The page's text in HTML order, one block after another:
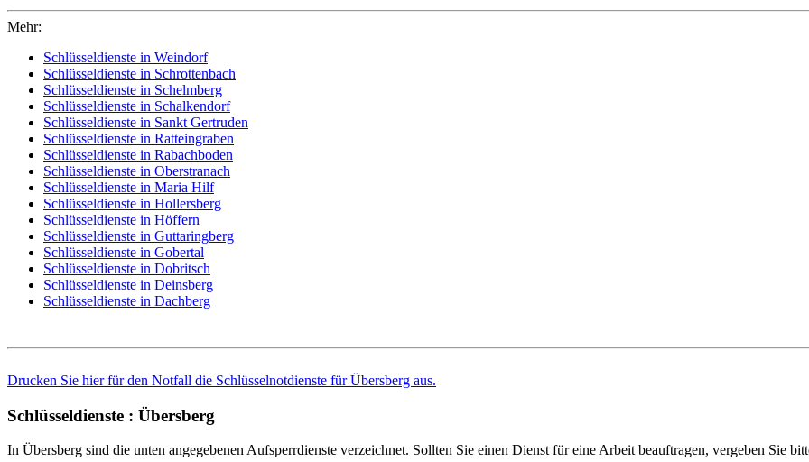
Mehr:
Schlüsseldienste in Weindorf
Schlüsseldienste in Schrottenbach
Schlüsseldienste in Schelmberg
Schlüsseldienste in Schalkendorf
Schlüsseldienste in Sankt Gertruden
Schlüsseldienste in Ratteingraben
Schlüsseldienste in Rabachboden
Schlüsseldienste in Oberstranach
Schlüsseldienste in Maria Hilf
Schlüsseldienste in Hollersberg
Schlüsseldienste in Höffern
Schlüsseldienste in Guttaringberg
Schlüsseldienste in Gobertal
Schlüsseldienste in Dobritsch
Schlüsseldienste in Deinsberg
Schlüsseldienste in Dachberg
Drucken Sie hier für den Notfall die Schlüsselnotdienste für Übersberg aus.
Schlüsseldienste : Übersberg
In Übersberg sind die unten angegebenen Aufsperrdienste verzeichnet. Sollten Sie einen Dienst für eine Arbeit beauftragen, vergeben Sie